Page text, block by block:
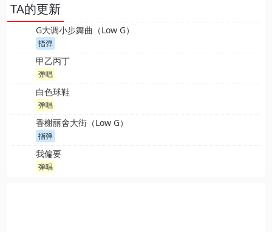
TA的更新
G大调小步舞曲（Low G）
指弹
甲乙丙丁
弹唱
白色球鞋
弹唱
香榭丽舍大街（Low G）
指弹
我偏要
弹唱